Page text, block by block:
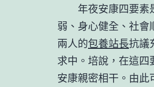
年夜安康四要素
弱、身心健全、社
兩人的包養站長抗議
求中。培說，在這
安康親密相干。由